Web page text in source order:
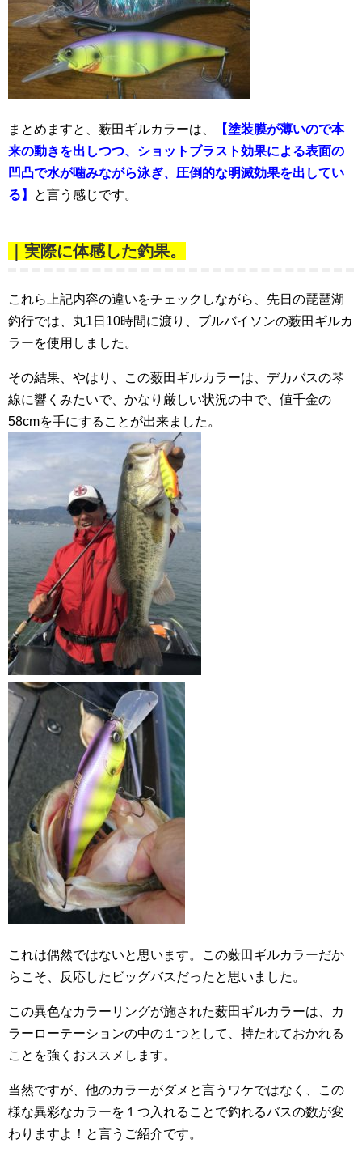
まとめますと、薮田ギルカラーは、
【塗装膜が薄いので本
来の動きを出しつつ、ショットブラ スト効果による表面の
凹凸で水が噛みながら泳ぎ、圧倒的な明滅効果を出してい
る】
と言う感じです。
｜実際に体感した釣果。
これら上記内容の違いをチェックしながら、先日の琵琶湖
釣行では、丸1日10時間に渡り、ブルバイソンの薮田ギルカ
ラーを使用しました。
その結果、やはり、この薮田ギルカラーは、デカバスの琴
線に響くみたいで、かなり厳しい状況の中で、値千金の
58cmを手にすることが出来ました。
これは偶然ではないと思います。この薮田ギルカラーだか
らこそ、反応したビッグバスだったと思いました。
この異色なカラーリングが施された薮田ギルカラーは、カ
ラーローテーションの中の１つとして、持たれておかれる
ことを強くおススメします。
当然ですが、他のカラーがダメと言うワケではなく、この
様な異彩なカラーを１つ入れることで釣れるバスの数が変
わりますよ！と言うご紹介です。